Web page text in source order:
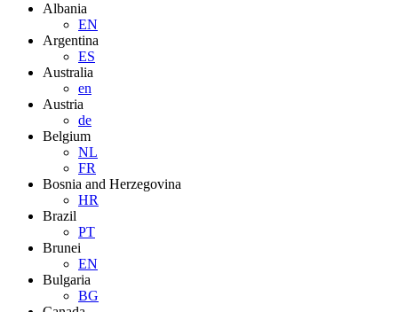
Albania
EN
Argentina
ES
Australia
en
Austria
de
Belgium
NL
FR
Bosnia and Herzegovina
HR
Brazil
PT
Brunei
EN
Bulgaria
BG